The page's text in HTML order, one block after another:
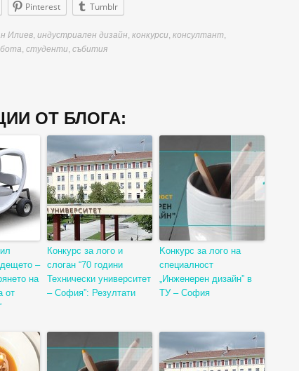
Pinterest Tumblr
Илиев, индустриален дизайн, конкурси, консултант,
, студенти, събития
ОТ БЛОГА:
–
на
от
Конкурс за лого и
слоган “70 години
Технически университет
– София”: Резултати
Kонкурс за лого на
специалност
„Инженерен дизайн” в
ТУ – София